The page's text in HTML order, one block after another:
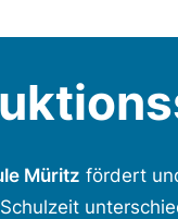
Müritz fördert